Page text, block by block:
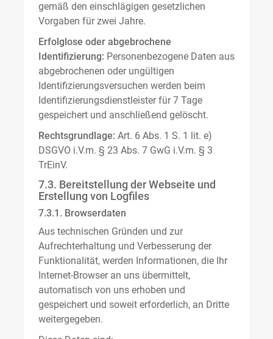
gemäß den einschlägigen gesetzlichen
Vorgaben für zwei Jahre.
Erfolglose oder abgebrochene
Identifizierung: Personenbezogene Daten aus
abgebrochenen oder ungültigen
Identifizierungsversuchen werden beim
Identifizierungsdienstleister für 7 Tage
gespeichert und anschließend gelöscht.
Rechtsgrundlage: Art. 6 Abs. 1 S. 1 lit. e)
DSGVO i.V.m. § 23 Abs. 7 GwG i.V.m. § 3
TrEinV.
7.3. Bereitstellung der Webseite und
Erstellung von Logfiles
7.3.1. Browserdaten
Aus technischen Gründen und zur
Aufrechterhaltung und Verbesserung der
Funktionalität, werden Informationen, die Ihr
Internet-Browser an uns übermittelt,
automatisch von uns erhoben und
gespeichert und soweit erforderlich, an Dritte
weitergegeben.